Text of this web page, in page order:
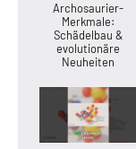
Archosaurier-
Merkmale:
Schädelbau &
evolutionäre
Neuheiten